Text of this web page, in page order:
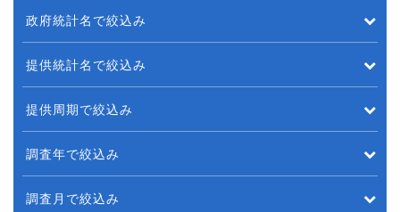
政府統計名で絞込み
提供統計名で絞込み
提供周期で絞込み
調査年で絞込み
調査月で絞込み